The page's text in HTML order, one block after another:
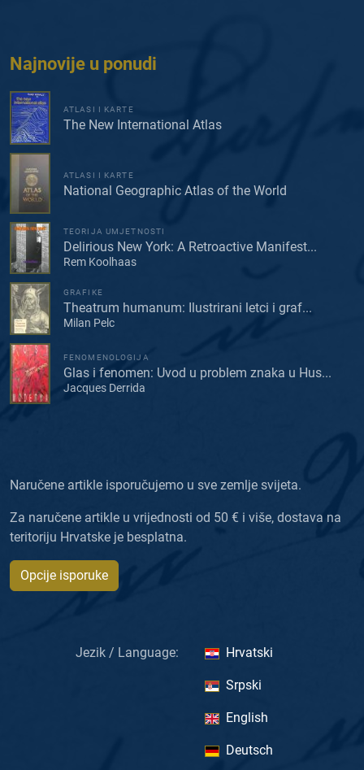
Najnovije u ponudi
ATLASI I KARTE
The New International Atlas
ATLASI I KARTE
National Geographic Atlas of the World
TEORIJA UMJETNOSTI
Delirious New York: A Retroactive Manifest...
Rem Koolhaas
GRAFIKE
Theatrum humanum: Ilustrirani letci i graf...
Milan Pelc
FENOMENOLOGIJA
Glas i fenomen: Uvod u problem znaka u Hus...
Jacques Derrida
Naručene artikle isporučujemo u sve zemlje svijeta.
Za naručene artikle u vrijednosti od 50 € i više, dostava na
teritoriju Hrvatske je besplatna.
Opcije isporuke
Jezik / Language: Hrvatski
Srpski
English
Deutsch